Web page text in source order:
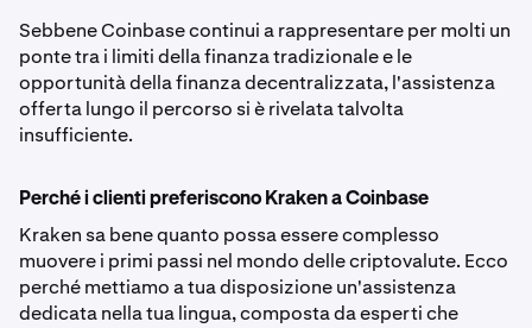
Sebbene Coinbase continui a rappresentare per molti un
ponte tra i limiti della finanza tradizionale e le
opportunità della finanza decentralizzata, l'assistenza
offerta lungo il percorso si è rivelata talvolta
insufficiente.
Perché i clienti preferiscono Kraken a Coinbase
Kraken sa bene quanto possa essere complesso
muovere i primi passi nel mondo delle criptovalute. Ecco
perché mettiamo a tua disposizione un'assistenza
dedicata nella tua lingua, composta da esperti che